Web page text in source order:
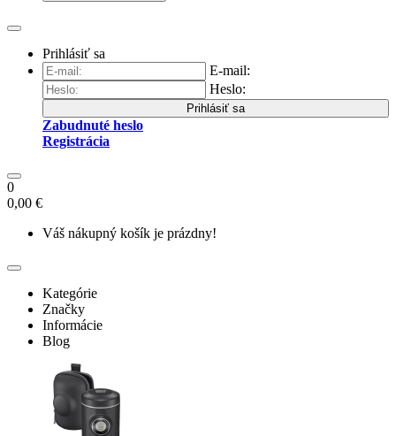
Prihlásiť sa
E-mail:
Heslo:
Prihlásiť sa
Zabudnuté heslo
Registrácia
0
0,00 €
Váš nákupný košík je prázdny!
Kategórie
Značky
Informácie
Blog